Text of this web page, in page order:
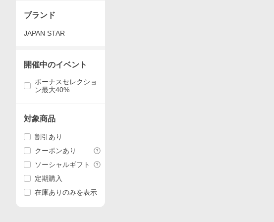
ブランド
JAPAN STAR
開催中のイベント
ボーナスセレクショ
ン最大40%
対象商品
割引あり
クーポンあり
ソーシャルギフト
定期購入
在庫ありのみを表示